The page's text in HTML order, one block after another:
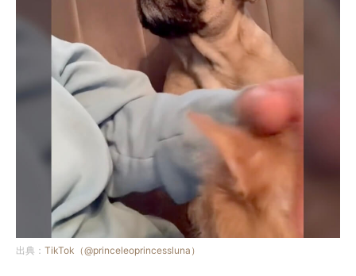
出典： TikTok（@princeleoprincessluna）